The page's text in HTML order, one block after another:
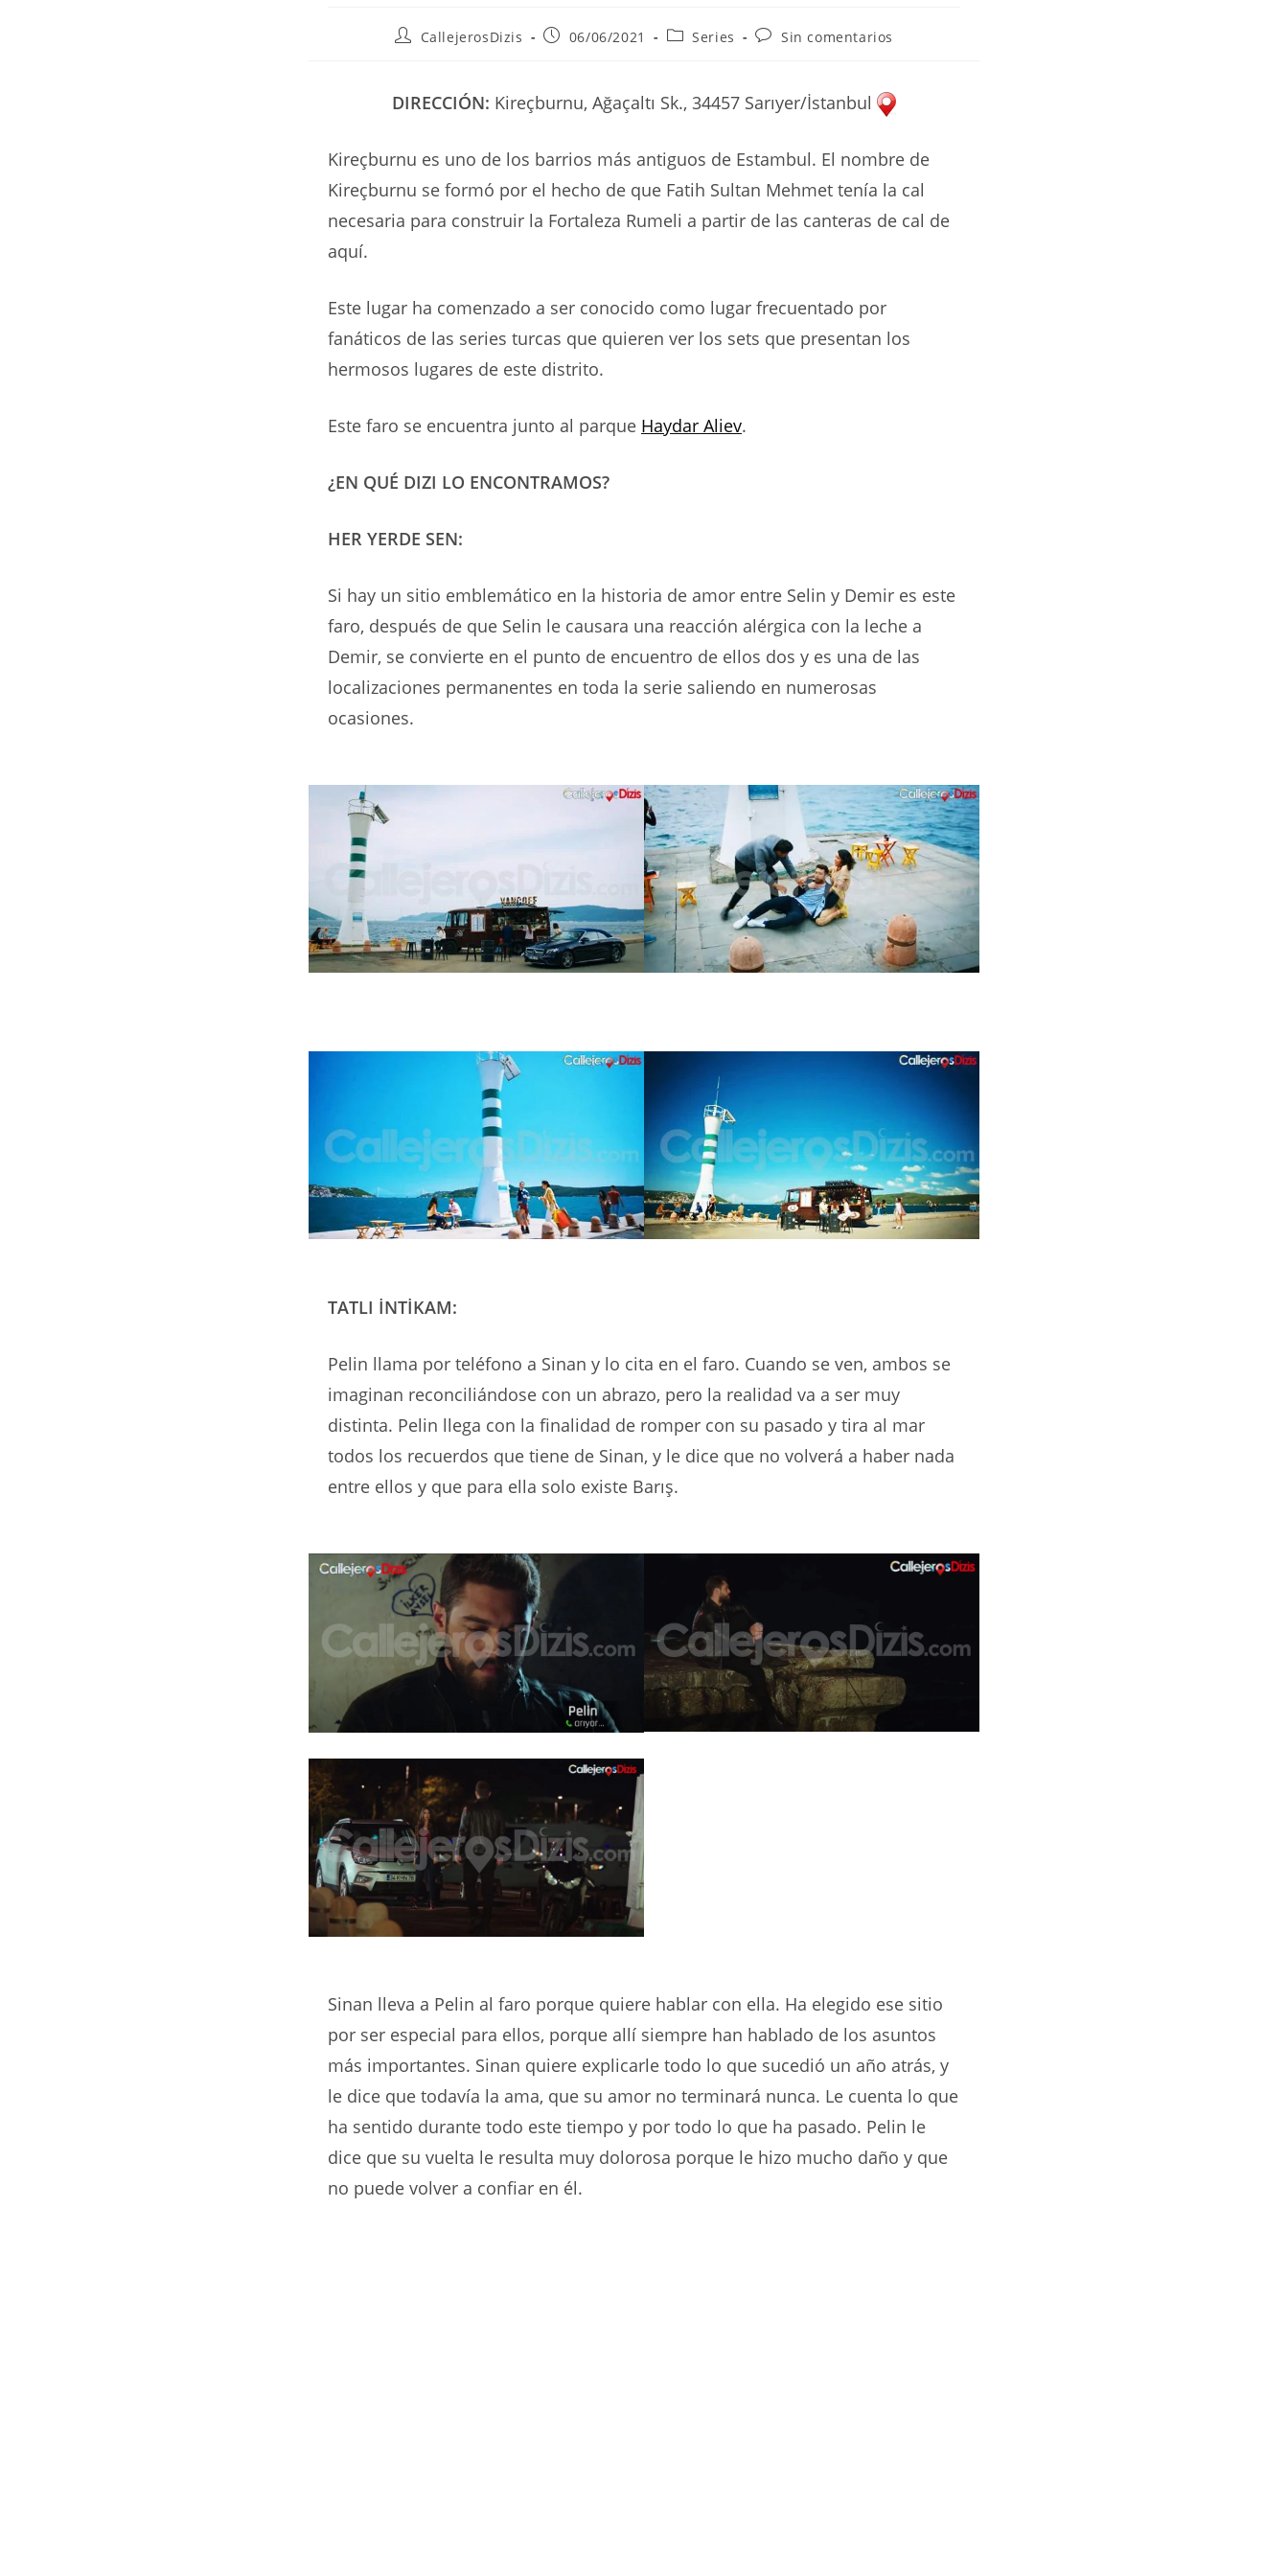
AutorCallejerosDizis
Publicación
06/06/2021
Categoría
Series
Comentarios
Sin comentarios
DIRECCIÓN: Kireçburnu, Ağaçaltı Sk., 34457 Sarıyer/İstanbul
Kireçburnu es uno de los barrios más antiguos de Estambul. El nombre de
Kireçburnu se formó por el hecho de que Fatih Sultan Mehmet tenía la cal
necesaria para construir la Fortaleza Rumeli a partir de las canteras de cal de
aquí.
Este lugar ha comenzado a ser conocido como lugar frecuentado por
fanáticos de las series turcas que quieren ver los sets que presentan los
hermosos lugares de este distrito.
Este faro se encuentra junto al parque Haydar Aliev.
¿EN QUÉ DIZI LO ENCONTRAMOS?
HER YERDE SEN:
Si hay un sitio emblemático en la historia de amor entre Selin y Demir es este
faro, después de que Selin le causara una reacción alérgica con la leche a
Demir, se convierte en el punto de encuentro de ellos dos y es una de las
localizaciones permanentes en toda la serie saliendo en numerosas
ocasiones.
TATLI İNTİKAM:
Pelin llama por teléfono a Sinan y lo cita en el faro. Cuando se ven, ambos se
imaginan reconciliándose con un abrazo, pero la realidad va a ser muy
distinta. Pelin llega con la finalidad de romper con su pasado y tira al mar
todos los recuerdos que tiene de Sinan, y le dice que no volverá a haber nada
entre ellos y que para ella solo existe Barış.
Sinan lleva a Pelin al faro porque quiere hablar con ella. Ha elegido ese sitio
por ser especial para ellos, porque allí siempre han hablado de los asuntos
más importantes. Sinan quiere explicarle todo lo que sucedió un año atrás, y
le dice que todavía la ama, que su amor no terminará nunca. Le cuenta lo que
ha sentido durante todo este tiempo y por todo lo que ha pasado. Pelin le
dice que su vuelta le resulta muy dolorosa porque le hizo mucho daño y que
no puede volver a confiar en él.